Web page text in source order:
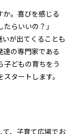
か。喜びを感じる
らいいの？」
いが出てくることも
達の専門家である
子どもの育ちをう
タートします。
て、子育て広場でお